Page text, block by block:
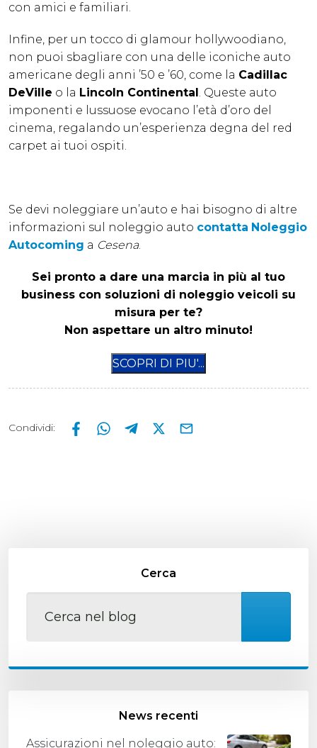
con amici e familiari.
Infine, per un tocco di glamour hollywoodiano,
non puoi sbagliare con una delle iconiche auto
americane degli anni ’50 e ’60, come la Cadillac
DeVille o la Lincoln Continental . Queste auto
imponenti e lussuose evocano l’età d’oro del
cinema, regalando un’esperienza degna del red
carpet ai tuoi ospiti.
Se devi noleggiare un’auto e hai bisogno di altre
informazioni sul noleggio auto contatta Noleggio
Autocoming a Cesena.
Sei pronto a dare una marcia in più al tuo
business con soluzioni di noleggio veicoli su
misura per te?
Non aspettare un altro minuto!
Condividi:
Cerca
News recenti
Assicurazioni nel noleggio auto: